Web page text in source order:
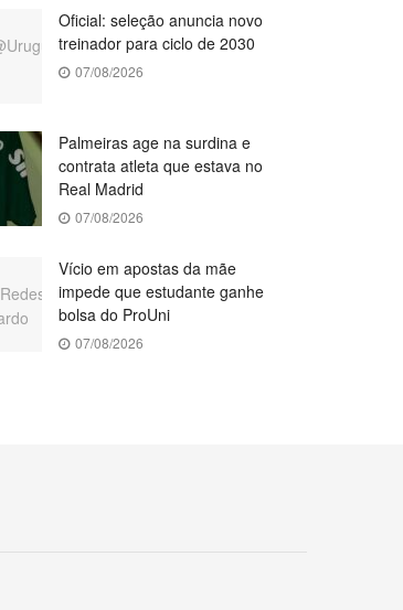
Oficial: seleção anuncia novo
treinador para ciclo de 2030
07/08/2026
Palmeiras age na surdina e
contrata atleta que estava no
Real Madrid
07/08/2026
Vício em apostas da mãe
impede que estudante ganhe
bolsa do ProUni
07/08/2026